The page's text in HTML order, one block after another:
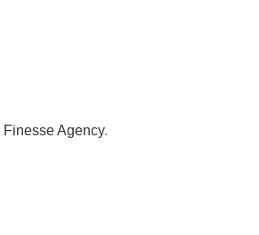
Finesse Agency.